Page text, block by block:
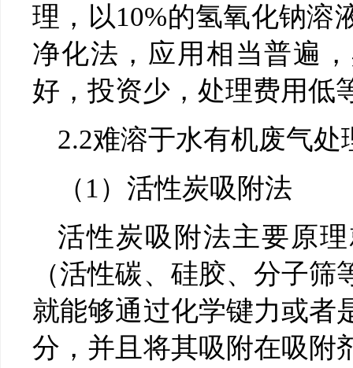
理，以10%的氢氧化钠溶
净化法，应用相当普遍
好，投资少，处理费用低
2.2难溶于水有机废气处
（1）活性炭吸附法
活性炭吸附法主要原
（活性碳、硅胶、分子
就能够通过化学键力或者
分，并且将其吸附在吸附